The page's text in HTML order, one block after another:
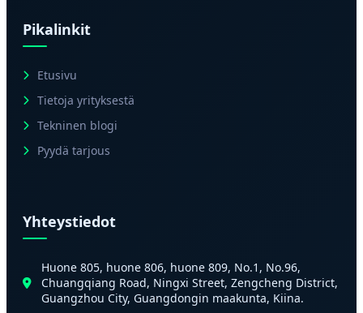
Pikalinkit
Etusivu
Tietoja yrityksestä
Tekninen blogi
Pyydä tarjous
Yhteystiedot
Huone 805, huone 806, huone 809, No.1, No.96,
Chuangqiang Road, Ningxi Street, Zengcheng District,
Guangzhou City, Guangdongin maakunta, Kiina.